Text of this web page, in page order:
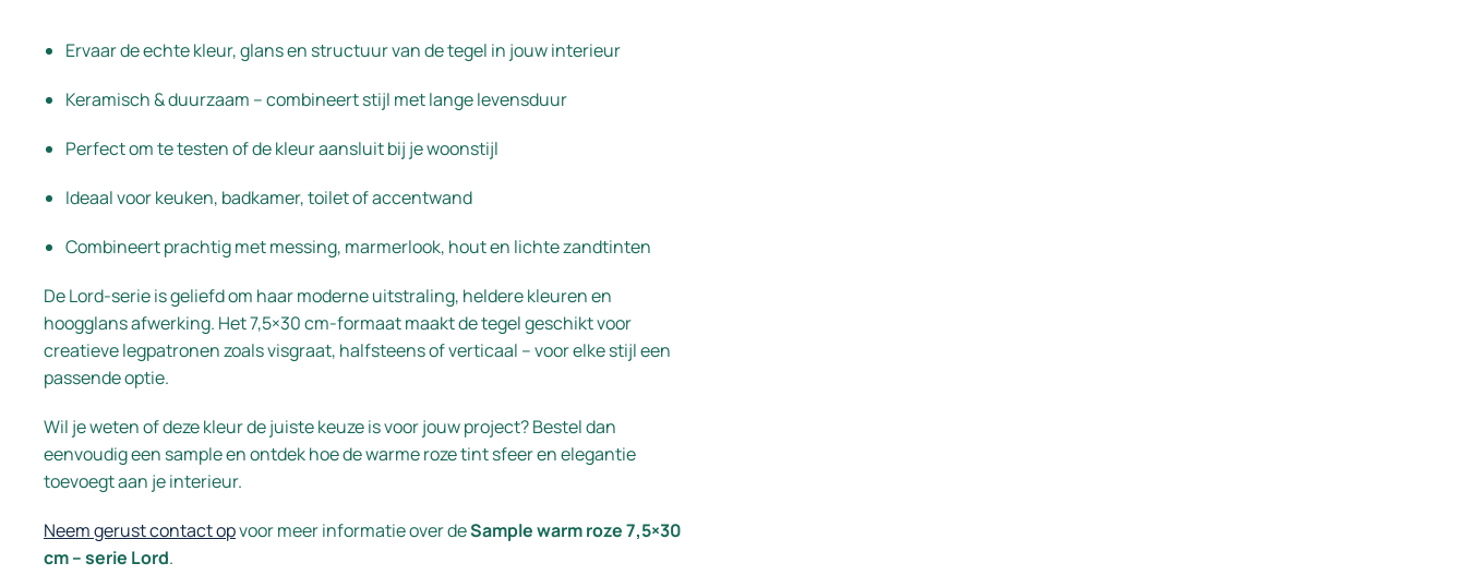
Ervaar de echte kleur, glans en structuur van de tegel in jouw interieur
Keramisch & duurzaam – combineert stijl met lange levensduur
Perfect om te testen of de kleur aansluit bij je woonstijl
Ideaal voor keuken, badkamer, toilet of accentwand
Combineert prachtig met messing, marmerlook, hout en lichte zandtinten
De Lord-serie is geliefd om haar moderne uitstraling, heldere kleuren en
hoogglans afwerking. Het 7,5×30 cm-formaat maakt de tegel geschikt voor
creatieve legpatronen zoals visgraat, halfsteens of verticaal – voor elke stijl een
passende optie.
Wil je weten of deze kleur de juiste keuze is voor jouw project? Bestel dan
eenvoudig een sample en ontdek hoe de warme roze tint sfeer en elegantie
toevoegt aan je interieur.
Neem gerust contact opvoor meer informatie over deSample warm roze 7,5×30
cm – serie Lord.